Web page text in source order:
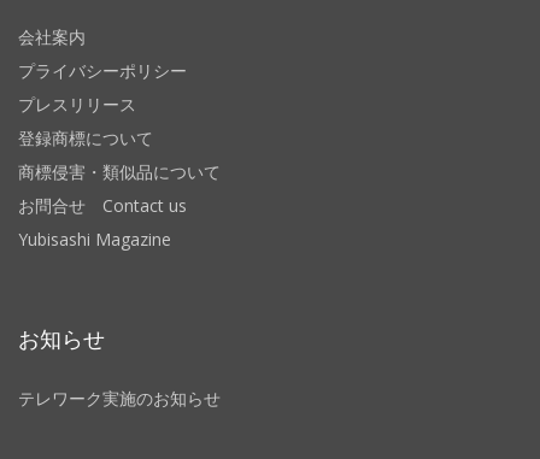
会社案内
プライバシーポリシー
プレスリリース
登録商標について
商標侵害・類似品について
お問合せ Contact us
Yubisashi Magazine
お知らせ
テレワーク実施のお知らせ